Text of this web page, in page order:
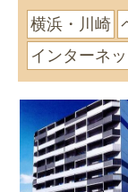
横浜・川崎
インターネ